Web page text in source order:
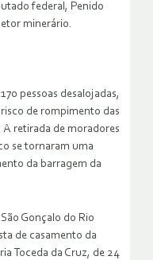
federal, Penido
minerário.
pessoas desalojadas,
de rompimento das
A retirada de moradores
se tornaram uma
da barragem da
Gonçalo do Rio
de casamento da
Toceda da Cruz, de 24